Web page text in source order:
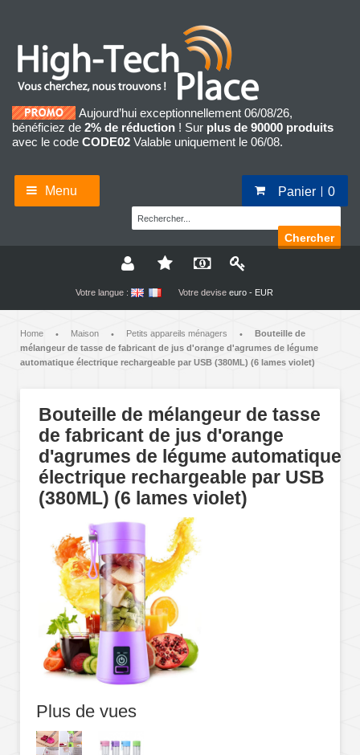
Aujourd’hui exceptionnellement 06/08/26,
bénéficiez de 2% de réduction ! Sur plus de 90000 produits
avec le code CODE02 Valable uniquement le 06/08.
Menu Panier 0
Chercher
Votre langue : Votre devise euro - EUR
Home • Maison • Petits appareils ménagers •
Bouteille de
mélangeur de tasse de fabricant de jus d'orange d'agrumes de légume
automatique électrique rechargeable par USB (380ML) (6 lames violet)
Bouteille de mélangeur de tasse
de fabricant de jus d'orange
d'agrumes de légume automatique
électrique rechargeable par USB
(380ML) (6 lames violet)
Plus de vues